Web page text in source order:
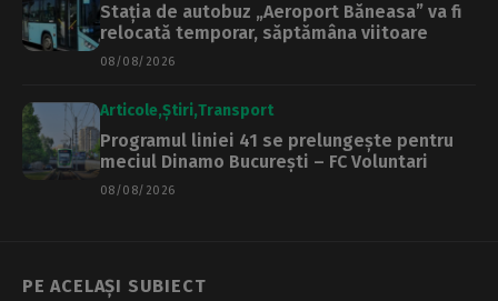
Stația de autobuz „Aeroport Băneasa” va fi
relocată temporar, săptămâna viitoare
08/08/2026
Articole Știri Transport
Programul liniei 41 se prelungește pentru
meciul Dinamo București – FC Voluntari
08/08/2026
PE ACELAȘI SUBIECT